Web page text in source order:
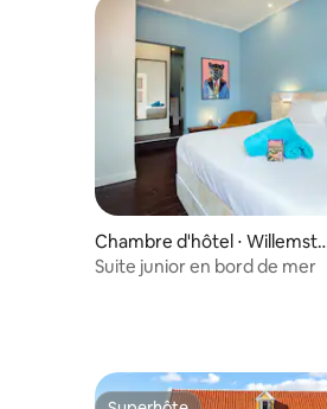
Chambre d'hôtel ⋅ Willemsta
d
Suite junior en bord de mer